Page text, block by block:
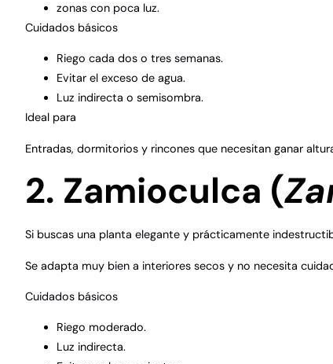
zonas con poca luz.
Cuidados básicos
Riego cada dos o tres semanas.
Evitar el exceso de agua.
Luz indirecta o semisombra.
Ideal para
Entradas, dormitorios y rincones que necesitan ganar
2. Zamioculca (
Si buscas una planta elegante y prácticamente
Se adapta muy bien a interiores secos y no necesita
Cuidados básicos
Riego moderado.
Luz indirecta.